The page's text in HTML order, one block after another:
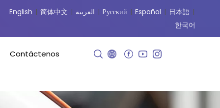
English | 简体中文 | العربية | Pусский | Español | 日本語 |
한국어
Contáctenos